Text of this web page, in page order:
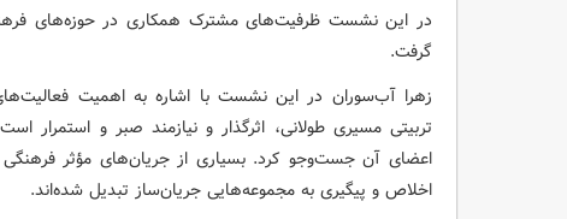
در این نشست ظرفیت‌های مشترک همکاری در حوزه‌های
گرفت.
زهرا آب‌سوران در این نشست با اشاره به اهمیت
تربیتی مسیری طولانی، اثرگذار و نیازمند صبر و استمرار
اعضای آن جست‌وجو کرد. بسیاری از جریان‌های مؤثر فرهنگی
اخلاص و پیگیری به مجموعه‌هایی جریان‌ساز تبدیل شده‌اند.